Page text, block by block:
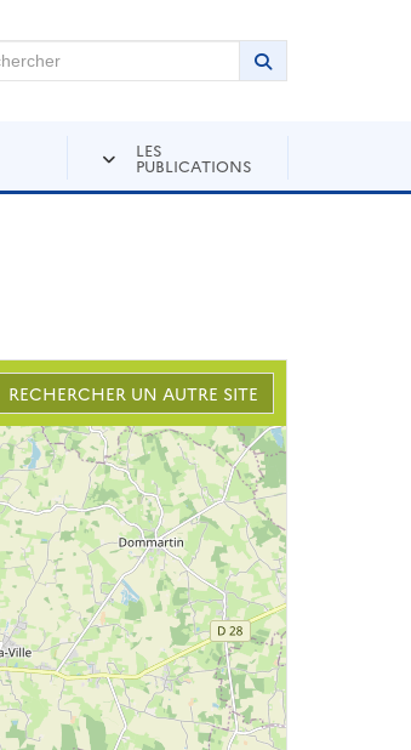
Andra Inventaire Rechercher
Lancer la
LES
PUBLICATIONS
RECHERCHER UN AUTRE SITE